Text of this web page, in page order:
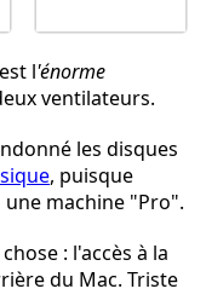
l'énorme
ventilateurs.
les disques
, puisque
machine "Pro".
: l'accès à la
du Mac. Triste